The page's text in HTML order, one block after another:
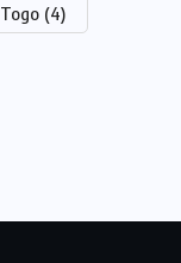
Togo (4)